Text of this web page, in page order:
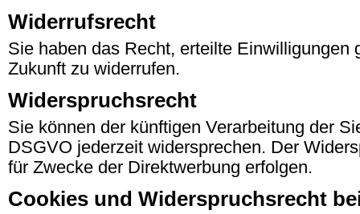
Widerrufsrecht
Sie haben das Recht, erteilte
Zukunft zu widerrufen.
Widerspruchsrecht
Sie können der künftigen Verarbeitung der
DSGVO jederzeit widersprechen. Der
für Zwecke der Direktwerbung erfolgen.
Cookies und Widerspruchsrecht